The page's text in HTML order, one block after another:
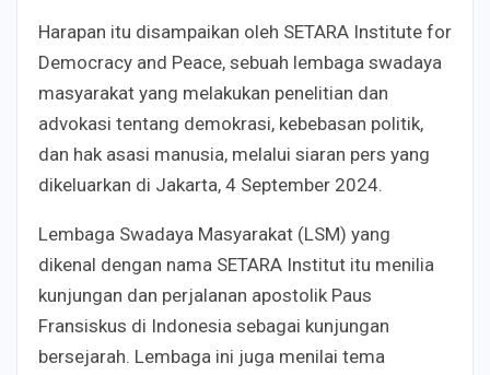
Harapan itu disampaikan oleh SETARA Institute for
Democracy and Peace, sebuah lembaga swadaya
masyarakat yang melakukan penelitian dan
advokasi tentang demokrasi, kebebasan politik,
dan hak asasi manusia, melalui siaran pers yang
dikeluarkan di Jakarta, 4 September 2024.
Lembaga Swadaya Masyarakat (LSM) yang
dikenal dengan nama SETARA Institut itu menilia
kunjungan dan perjalanan apostolik Paus
Fransiskus di Indonesia sebagai kunjungan
bersejarah. Lembaga ini juga menilai tema